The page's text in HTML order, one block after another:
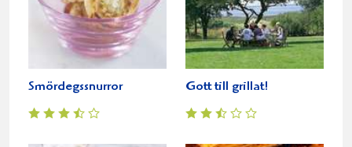
Smördegssnurror Gott till grillat!